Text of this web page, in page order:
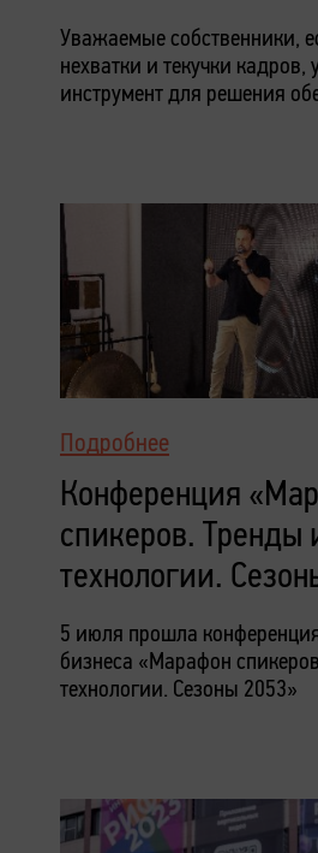
Уважаемые собственники,
нехватки и текучки кадров,
инструмент для решения
Подробнее
Конференция
спикеров. Тренды
технологии.
5 июля прошла
бизнеса «Марафон
технологии. Сезоны 2053»